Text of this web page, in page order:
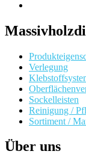
Verlegung
Sockelleisten
Reinigung /
Sortiment /
Über uns